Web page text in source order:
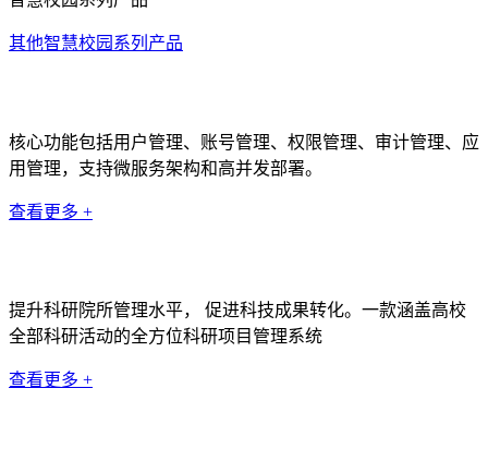
其他智慧校园系列产品
核心功能包括用户管理、账号管理、权限管理、审计管理、应
用管理，支持微服务架构和高并发部署。
查看更多 +
提升科研院所管理水平， 促进科技成果转化。一款涵盖高校
全部科研活动的全方位科研项目管理系统
查看更多 +